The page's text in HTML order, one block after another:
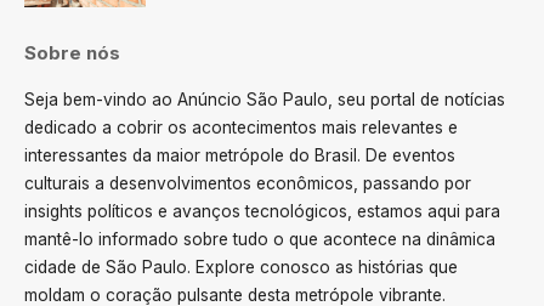
Sobre nós
Seja bem-vindo ao Anúncio São Paulo, seu portal de notícias
dedicado a cobrir os acontecimentos mais relevantes e
interessantes da maior metrópole do Brasil. De eventos
culturais a desenvolvimentos econômicos, passando por
insights políticos e avanços tecnológicos, estamos aqui para
mantê-lo informado sobre tudo o que acontece na dinâmica
cidade de São Paulo. Explore conosco as histórias que
moldam o coração pulsante desta metrópole vibrante.